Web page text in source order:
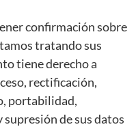
confirmación sobre
tratando sus
tiene derecho a
rectificación,
portabilidad,
de sus datos